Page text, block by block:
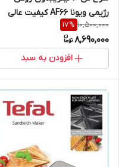
رژیمی ویونا AF66 کیفیت عالی
هواپز بدون روغن 10 لیتری
10,500,000
17%
8,690,000
افزودن به سبد